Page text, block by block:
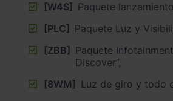
[W4S] Paquete lanzamiento
[PLC] Paquete Luz y
[ZBB] Paquete
Discover”,
[8WM] Luz de giro y todo